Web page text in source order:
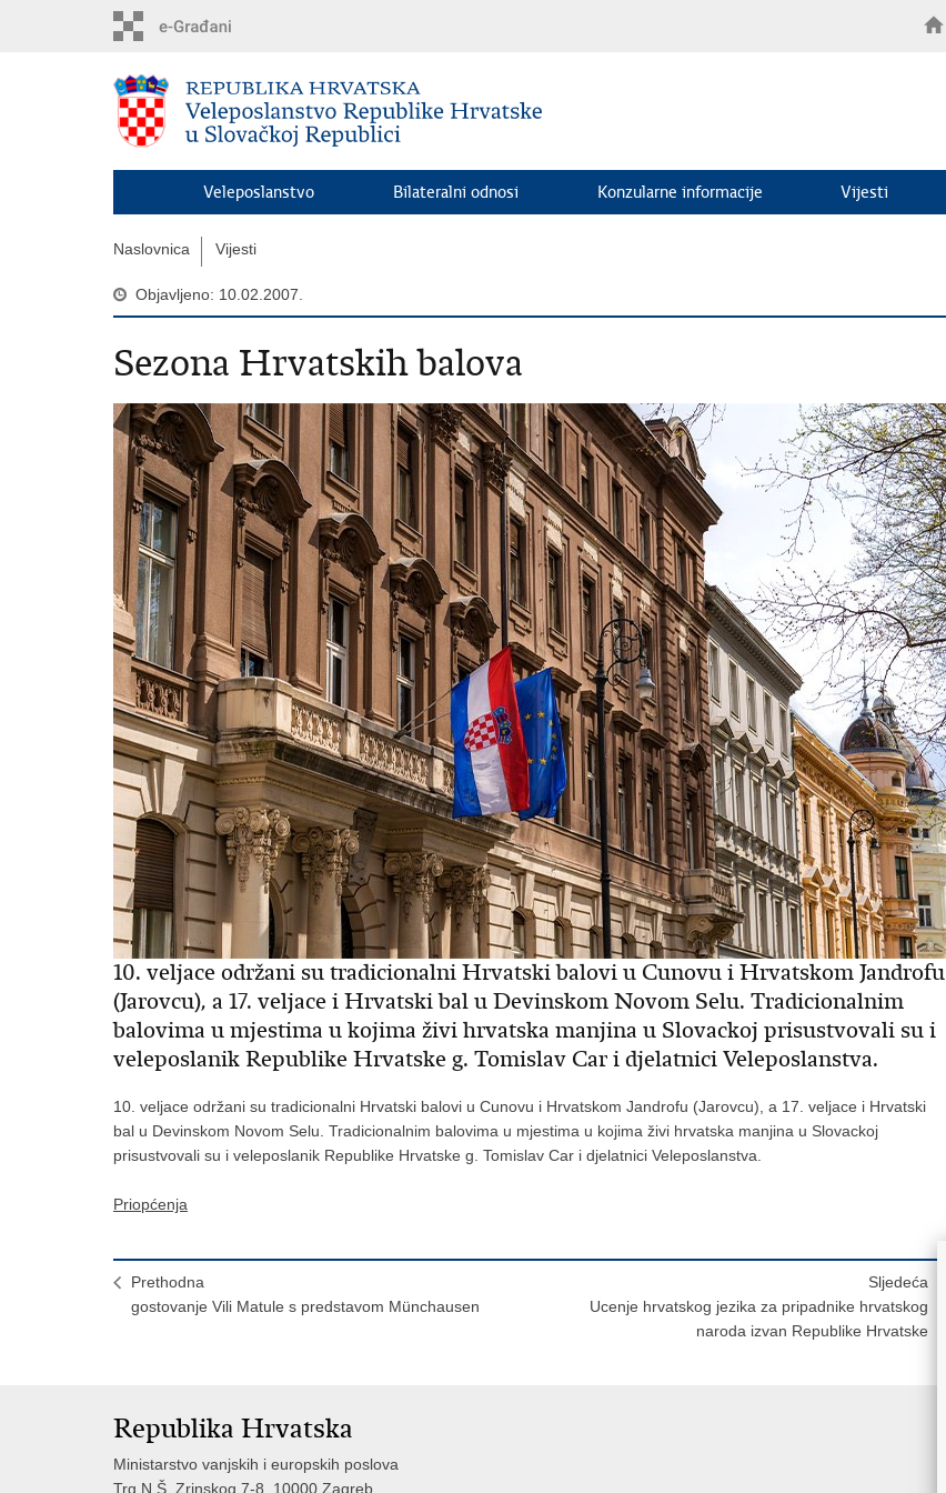
Veleposlanstvo Bilateralni odnosi Konzularne informacije Vijesti
Naslovnica Vijesti
Objavljeno: 10.02.2007.
Sezona Hrvatskih balova
10. veljace održani su tradicionalni Hrvatski balovi u Cunovu i Hrvatskom Jandrofu
(Jarovcu), a 17. veljace i Hrvatski bal u Devinskom Novom Selu. Tradicionalnim
balovima u mjestima u kojima živi hrvatska manjina u Slovackoj prisustvovali su i
veleposlanik Republike Hrvatske g. Tomislav Car i djelatnici Veleposlanstva.
10. veljace održani su tradicionalni Hrvatski balovi u Cunovu i Hrvatskom Jandrofu (Jarovcu), a 17. veljace i Hrvatski
bal u Devinskom Novom Selu. Tradicionalnim balovima u mjestima u kojima živi hrvatska manjina u Slovackoj
prisustvovali su i veleposlanik Republike Hrvatske g. Tomislav Car i djelatnici Veleposlanstva.
Priopćenja
Prethodna
gostovanje Vili Matule s predstavom Münchausen
Sljedeća
Ucenje hrvatskog jezika za pripadnike hrvatskog
naroda izvan Republike Hrvatske
Republika Hrvatska
Ministarstvo vanjskih i europskih poslova
Trg N.Š. Zrinskog 7-8, 10000 Zagreb